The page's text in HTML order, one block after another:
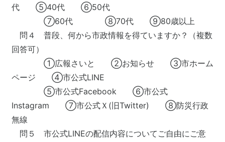
代 ⑤40代 ⑥50代
⑦60代 ⑧70代 ⑨80歳以上
問４ 普段、何から市政情報を得ていますか？（複数
回答可）
①広報さいと ②お知らせ ③市ホーム
ページ ④市公式LINE
⑤市公式Facebook ⑥市公式
Instagram ⑦市公式Ｘ(旧Twitter) ⑧防災行政
無線
問５ 市公式LINEの配信内容についてご自由にご意